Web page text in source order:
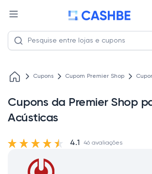
Cupons Cupom Premier Shop
Cupons da Premier Shop
Acústicas
4.1 46 avaliações